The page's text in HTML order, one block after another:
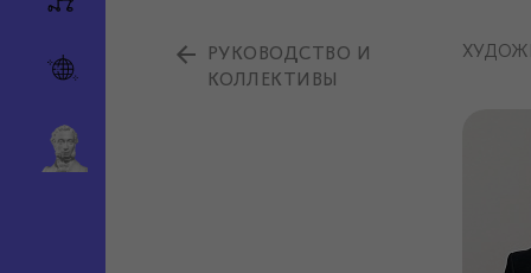
РУКОВОДСТВО И
КОЛЛЕКТИВЫ